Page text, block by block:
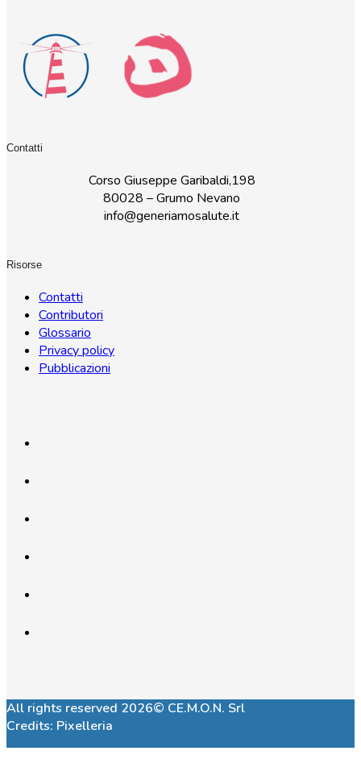
Contatti
Corso Giuseppe Garibaldi,198
80028 – Grumo Nevano
info@generiamosalute.it
Risorse
Contatti
Contributori
Glossario
Privacy policy
Pubblicazioni
All rights reserved 2026© CE.M.O.N. Srl
Credits: Pixelleria